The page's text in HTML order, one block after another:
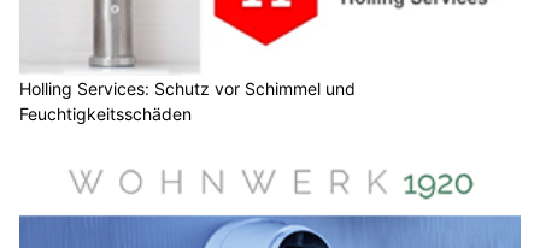
Holling Services: Schutz vor Schimmel und
Feuchtigkeitsschäden